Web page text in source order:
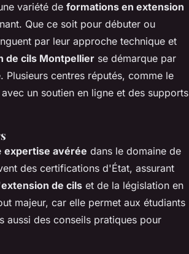
variété de formations en extension
Que ce soit pour débuter ou
par leur approche technique et
de cils Montpellier se démarque par
centres réputés, comme le
un soutien en ligne et des supports
expertise avérée dans le domaine de
des certifications d'État, assurant
extension de cils et de la législation en
majeur, car elle permet aux étudiants
aussi des conseils pratiques pour